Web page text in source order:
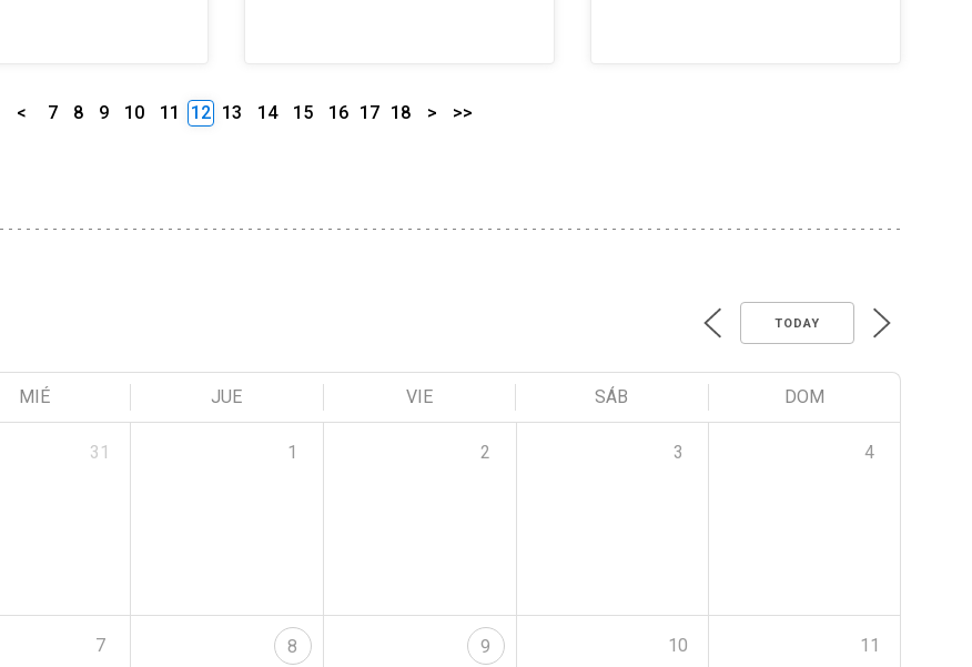
< 7 8 9 10 11 12 13 14 15 16 17 18 > >>
TODAY
MIÉ JUE VIE SÁB DOM
31 1 2 3 4
7 8 9 10 11